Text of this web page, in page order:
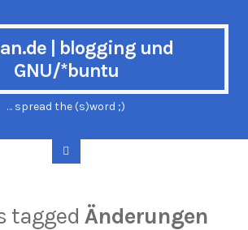
| blogging und
GNU/*buntu
… spread the (s)word ;)
tagged Änderungen